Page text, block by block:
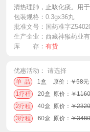
清热理肺，止咳化痰。用
包装规格：0.3gx36丸
批准文号： 国药准字
生产企业：西藏神猴药业
库 存：有货
优惠活动：请选择
单 品 1盒 原价：￥58元
1疗程
20盒 原价：￥
2疗程
40盒 原价：￥
3疗程
60盒 原价：￥